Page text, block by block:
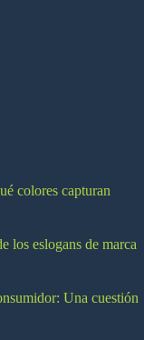
colores capturan
los eslogans de marca
Una cuestión